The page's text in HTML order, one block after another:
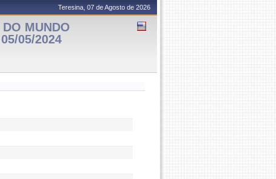
Teresina, 07 de Agosto de 2026
MUNDO
05/2024